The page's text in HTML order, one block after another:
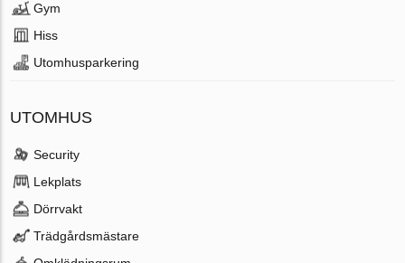
Gym
Hiss
Utomhusparkering
UTOMHUS
Security
Lekplats
Dörrvakt
Trädgårdsmästare